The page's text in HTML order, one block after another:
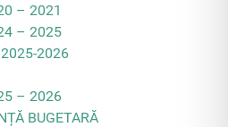
– 2021
– 2025
2026
– 2026
BUGETARĂ